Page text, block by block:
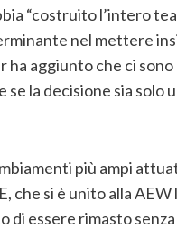
“costruito l’intero
nel mettere
aggiunto che ci sono
la decisione sia solo
più ampi
che si è unito alla AEW
di essere rimasto